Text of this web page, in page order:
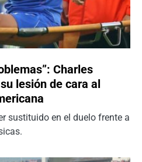
Charles
lesión de cara al
sustituido en el duelo frente a